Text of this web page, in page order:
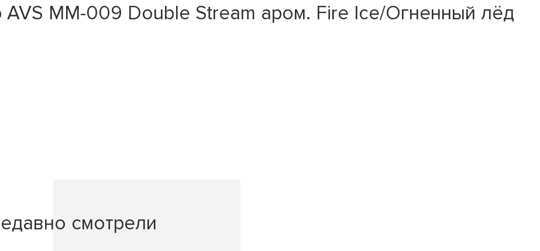
MM-009 Double Stream аром. Fire Ice/Огненный лёд
смотрели